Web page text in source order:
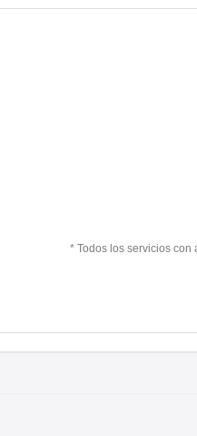
* Todos los servicios con